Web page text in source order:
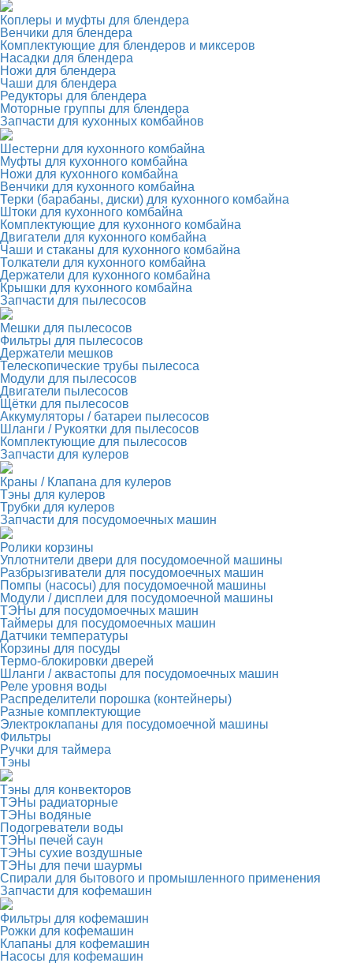
Коплеры и муфты для блендера
Венчики для блендера
Комплектующие для блендеров и миксеров
Насадки для блендера
Ножи для блендера
Чаши для блендера
Редукторы для блендера
Моторные группы для блендера
Запчасти для кухонных комбайнов
Шестерни для кухонного комбайна
Муфты для кухонного комбайна
Ножи для кухонного комбайна
Венчики для кухонного комбайна
Терки (барабаны, диски) для кухонного комбайна
Штоки для кухонного комбайна
Комплектующие для кухонного комбайна
Двигатели для кухонного комбайна
Чаши и стаканы для кухонного комбайна
Толкатели для кухонного комбайна
Держатели для кухонного комбайна
Крышки для кухонного комбайна
Запчасти для пылесосов
Мешки для пылесосов
Фильтры для пылесосов
Держатели мешков
Телескопические трубы пылесоса
Модули для пылесосов
Двигатели пылесосов
Щётки для пылесосов
Аккумуляторы / батареи пылесосов
Шланги / Рукоятки для пылесосов
Комплектующие для пылесосов
Запчасти для кулеров
Краны / Клапана для кулеров
Тэны для кулеров
Трубки для кулеров
Запчасти для посудомоечных машин
Ролики корзины
Уплотнители двери для посудомоечной машины
Разбрызгиватели для посудомоечных машин
Помпы (насосы) для посудомоечной машины
Модули / дисплеи для посудомоечной машины
ТЭНы для посудомоечных машин
Таймеры для посудомоечных машин
Датчики температуры
Корзины для посуды
Термо-блокировки дверей
Шланги / аквастопы для посудомоечных машин
Реле уровня воды
Распределители порошка (контейнеры)
Разные комплектующие
Электроклапаны для посудомоечной машины
Фильтры
Ручки для таймера
Тэны
Тэны для конвекторов
ТЭНы радиаторные
ТЭНы водяные
Подогреватели воды
ТЭНы печей саун
ТЭНы сухие воздушные
ТЭНы для печи шаурмы
Спирали для бытового и промышленного применения
Запчасти для кофемашин
Фильтры для кофемашин
Рожки для кофемашин
Клапаны для кофемашин
Насосы для кофемашин